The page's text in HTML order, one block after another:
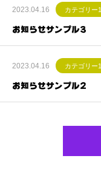
2023.04.16 カテゴリー1
お知らせサンプル3
2023.04.16 カテゴリー1
お知らせサンプル2